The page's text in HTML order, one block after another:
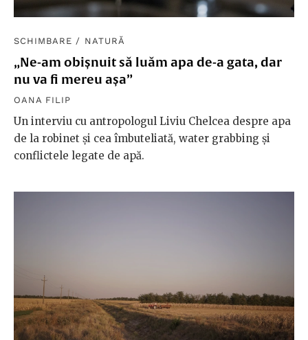
SCHIMBARE / NATURĂ
„Ne-am obișnuit să luăm apa de-a gata, dar
nu va fi mereu așa”
OANA FILIP
Un interviu cu antropologul Liviu Chelcea despre apa
de la robinet și cea îmbuteliată, water grabbing și
conflictele legate de apă.